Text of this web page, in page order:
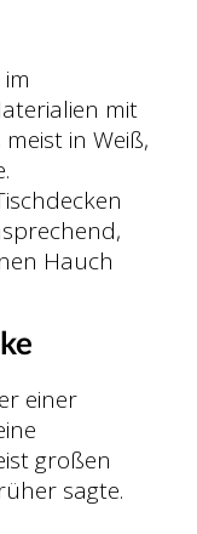
mit
in Weiß,
Hauch
einer
großen
sagte.